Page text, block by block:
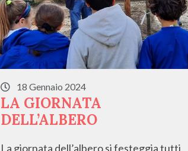
18 Gennaio 2024
LA GIORNATA
DELL’ALBERO
La giornata dell’albero si festeggia tutti